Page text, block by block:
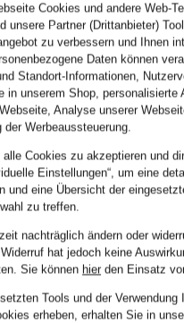
Mix &
mey
T-Shirt
Serie
Cookies und andere Web-
unsere Partner (Drittanbieter)
zu verbessern und Ihnen
Daten können
Standort-Informationen,
in unserem Shop, personalisierte
Analyse unserer
Werbeaussteuerung.
Cookies zu akzeptieren und
Einstellungen“, um eine
und eine Übersicht der
zu treffen.
nachträglich ändern oder
hat jedoch keine
Sie können hier den Einsatz
Tools und der Verwendung
erheben, erhalten Sie in